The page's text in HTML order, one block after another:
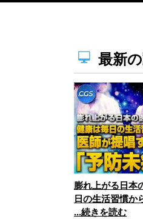
最新
膨れ上がる日本
日の生活習慣か
...続きを読む